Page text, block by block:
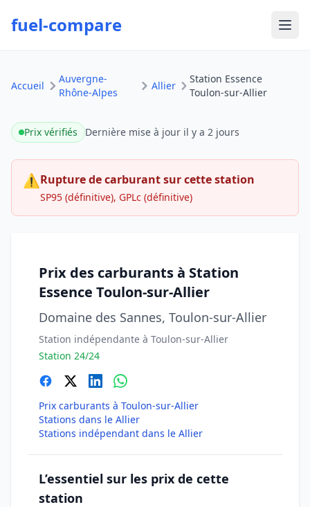
fuel-compare
Accueil
Auvergne-
Rhône-Alpes
Allier
Station Essence
Toulon-sur-Allier
Prix vérifiés Dernière mise à jour il y a 2 jours
⚠Rupture de carburant sur cette station
SP95 (définitive), GPLc (définitive)
Prix des carburants à Station
Essence Toulon-sur-Allier
Domaine des Sannes, Toulon-sur-Allier
Station indépendante à Toulon-sur-Allier
Station 24/24
Prix carburants à Toulon-sur-Allier
Stations dans le Allier
Stations indépendant dans le Allier
L’essentiel sur les prix de cette
station